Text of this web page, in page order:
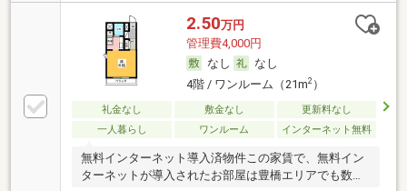
2.50万円
管理費4,000円
なし
なし
4階 / ワンルーム（21m2）
礼金なし 敷金なし
更新料なし
一人暮らし
ワンルーム インターネット無料
無料インターネット導入済物件この家賃で、無料イン
ターネットが導入されたお部屋は豊橋エリアでも数少